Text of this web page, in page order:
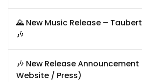
🌄 New Music Release –
🎶
🎶 New Release
Website / Press)